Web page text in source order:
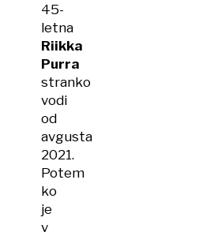
45-
letna
Riikka
Purra
stranko
vodi
od
avgusta
2021.
Potem
ko
je
v